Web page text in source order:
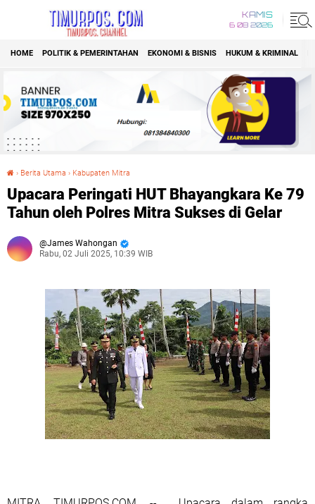
KAMIS
6 08 2026
HOME POLITIK & PEMERINTAHAN EKONOMI & BISNIS HUKUM & KRIMINAL
› Berita Utama › Kabupaten Mitra
Upacara Peringati HUT Bhayangkara Ke 79
Tahun oleh Polres Mitra Sukses di Gelar
James Wahongan
Rabu, 02 Juli 2025, 10:39 WIB